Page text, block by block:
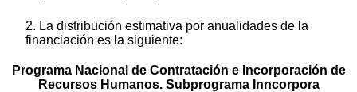
2. La distribución estimativa por anualidades de la
financiación es la siguiente:
Programa Nacional de Contratación e Incorporación de
Recursos Humanos. Subprograma Inncorpora